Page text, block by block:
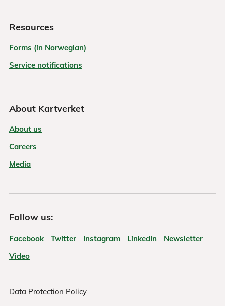
Resources
Forms (in Norwegian)
Service notifications
About Kartverket
About us
Careers
Media
Follow us:
Facebook Twitter Instagram LinkedIn
Newsletter
Video
Data Protection Policy